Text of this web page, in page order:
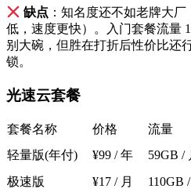
缺点 ：知名度还不如老牌大
低，速度更快）。入门套餐流量
别大碗，但胜在打折后性价比还
锁。
光速云套餐
套餐名称 价格 流量
轻量版(年付)
¥99 / 年 59GB /
极速版
¥17 / 月 110GB